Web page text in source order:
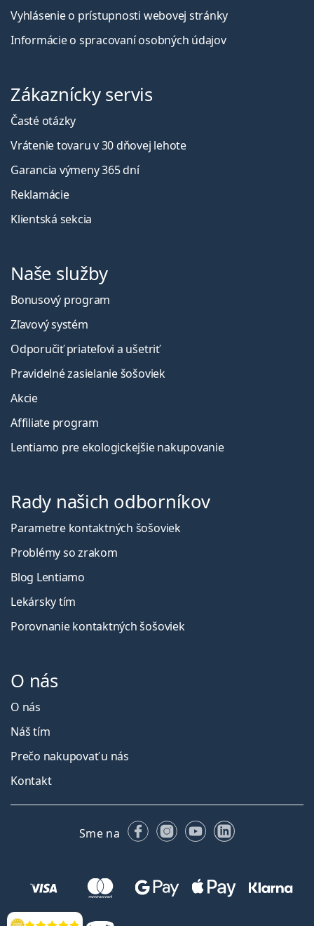
Vyhlásenie o prístupnosti webovej stránky
Informácie o spracovaní osobných údajov
Zákaznícky servis
Časté otázky
Vrátenie tovaru v 30 dňovej lehote
Garancia výmeny 365 dní
Reklamácie
Klientská sekcia
Naše služby
Bonusový program
Zľavový systém
Odporučiť priateľovi a ušetriť
Pravidelné zasielanie šošoviek
Akcie
Affiliate program
Lentiamo pre ekologickejšie nakupovanie
Rady našich odborníkov
Parametre kontaktných šošoviek
Problémy so zrakom
Blog Lentiamo
Lekársky tím
Porovnanie kontaktných šošoviek
O nás
O nás
Náš tím
Prečo nakupovať u nás
Kontakt
Sme na FacebookuInstagrame
YouTubeLinkedIn